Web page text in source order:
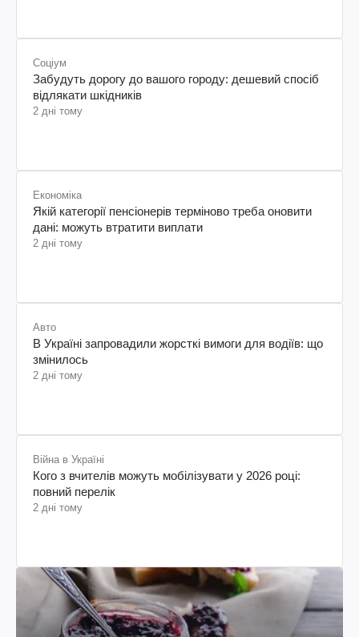
Соціум
Забудуть дорогу до вашого городу: дешевий спосіб
відлякати шкідників
2 дні тому
Економіка
Якій категорії пенсіонерів терміново треба оновити
дані: можуть втратити виплати
2 дні тому
Авто
В Україні запровадили жорсткі вимоги для водіїв: що
змінилось
2 дні тому
Війна в Україні
Кого з вчителів можуть мобілізувати у 2026 році:
повний перелік
2 дні тому